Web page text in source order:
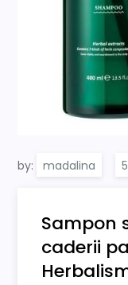
by: madalina
Sampon
caderii